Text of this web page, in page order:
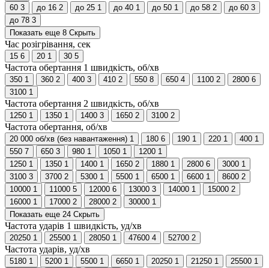
60 3 до 16 2 до 25 1 до 40 1 до 50 1 до 58 2 до 60 3
до 78 3
Показать еще 8 Скрыть
Час розігрівання, сек
15 6 20 1 30 5
Частота обертання 1 швидкість, об/хв
350 1 360 2 400 3 410 2 550 8 650 4 1100 2 2800 6
3100 1
Частота обертання 2 швидкість, об/хв
1250 1 1350 1 1400 3 1650 2 3100 2
Частота обертання, об/хв
20 000 об/хв (без навантаження) 1 180 6 190 1 220 1 400 1
550 7 650 3 980 1 1050 1 1200 1
1250 1 1350 1 1400 1 1650 2 1880 1 2800 6 3000 1
3100 3 3700 2 5300 1 5500 1 6500 1 6600 1 8600 2
10000 1 11000 5 12000 6 13000 3 14000 1 15000 2
16000 1 17000 2 28000 2 30000 1
Показать еще 24 Скрыть
Частота ударів 1 швидкість, уд/хв
20250 1 25500 1 28050 1 47600 4 52700 2
Частота ударів, уд/хв
5180 1 5200 1 5500 1 6650 1 20250 1 21250 1 25500 1